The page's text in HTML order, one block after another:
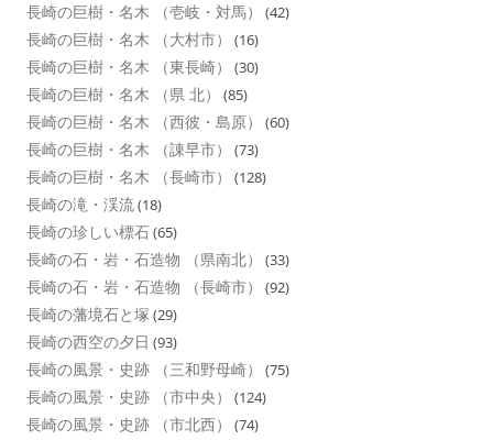
長崎の巨樹・名木 （壱岐・対馬） (42)
長崎の巨樹・名木 （大村市） (16)
長崎の巨樹・名木 （東長崎） (30)
長崎の巨樹・名木 （県 北） (85)
長崎の巨樹・名木 （西彼・島原） (60)
長崎の巨樹・名木 （諌早市） (73)
長崎の巨樹・名木 （長崎市） (128)
長崎の滝・渓流(18)
長崎の珍しい標石(65)
長崎の石・岩・石造物 （県南北） (33)
長崎の石・岩・石造物 （長崎市） (92)
長崎の藩境石と塚 (29)
長崎の西空の夕日 (93)
長崎の風景・史跡 （三和野母崎） (75)
長崎の風景・史跡 （市中央） (124)
長崎の風景・史跡 （市北西） (74)